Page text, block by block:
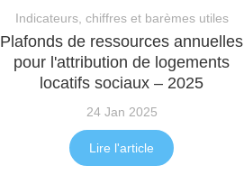
Indicateurs, chiffres et barèmes utiles
Plafonds de ressources annuelles
pour l'attribution de logements
locatifs sociaux – 2025
24 Jan 2025
Lire l'article